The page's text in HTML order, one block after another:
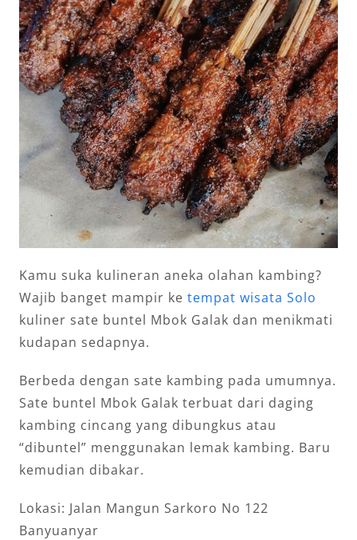
Kamu suka kulineran aneka olahan kambing?
Wajib banget mampir ke tempat wisata Solo
kuliner sate buntel Mbok Galak dan menikmati
kudapan sedapnya.
Berbeda dengan sate kambing pada umumnya.
Sate buntel Mbok Galak terbuat dari daging
kambing cincang yang dibungkus atau
“dibuntel” menggunakan lemak kambing. Baru
kemudian dibakar.
Lokasi: Jalan Mangun Sarkoro No 122
Banyuanyar